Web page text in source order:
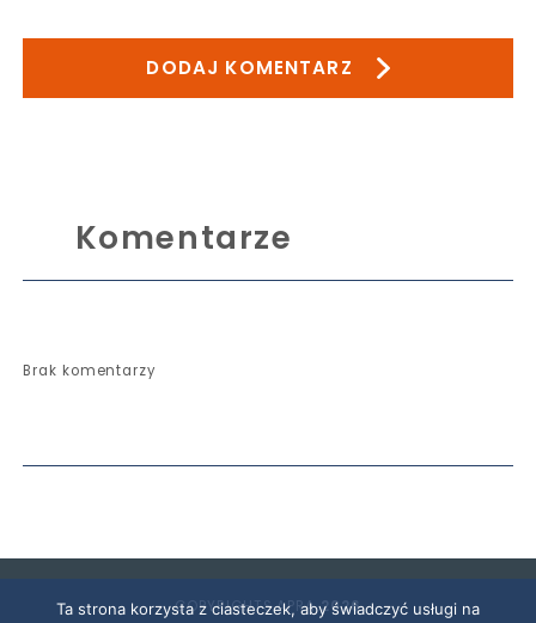
DODAJ KOMENTARZ
Komentarze
Brak komentarzy
COPYRIGHTS APRA2026
Ta strona korzysta z ciasteczek, aby świadczyć usługi na